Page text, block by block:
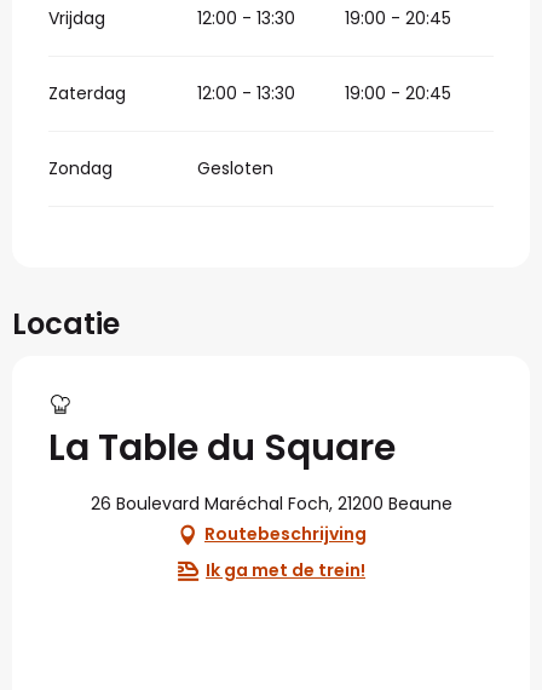
Vrijdag 12:00 - 13:30 19:00 - 20:45
Zaterdag 12:00 - 13:30 19:00 - 20:45
Zondag Gesloten
Locatie
La Table du Square
26 Boulevard Maréchal Foch, 21200 Beaune
Routebeschrijving
Ik ga met de trein!